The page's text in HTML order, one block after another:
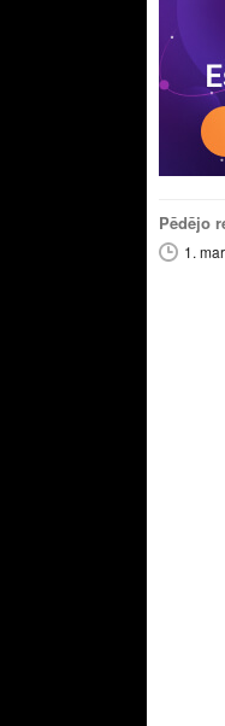
Pēdējo
1.